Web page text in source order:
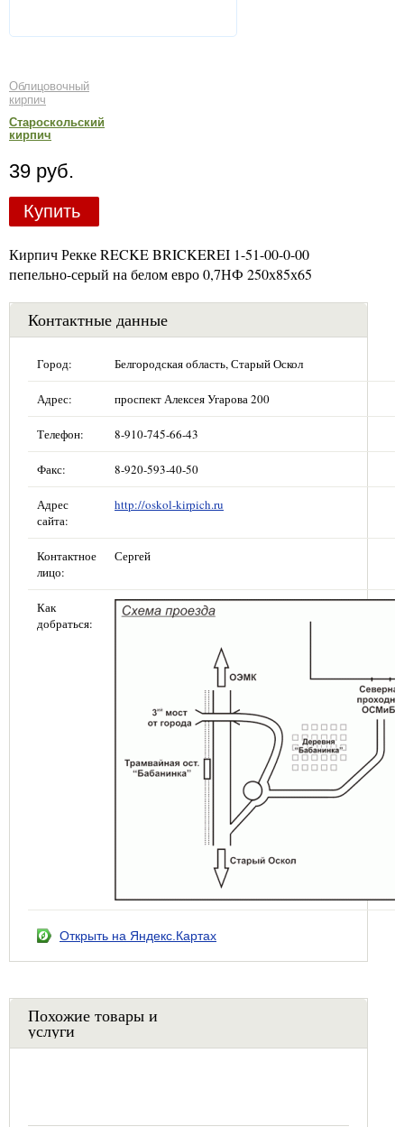
Облицовочный
кирпич
Староскольский
кирпич
39 руб.
Купить
Кирпич Рекке RECKE BRICKEREI 1-51-00-0-00
пепельно-серый на белом евро 0,7НФ 250х85х65
Контактные данные
Город: Белгородская область, Старый Оскол
Адрес: проспект Алексея Угарова 200
Телефон: 8-910-745-66-43
Факс: 8-920-593-40-50
Адрес
сайта:
http://oskol-kirpich.ru
Контактное
лицо:
Сергей
Как
добраться:
Открыть на Яндекс.Картах
Похожие товары и
услуги